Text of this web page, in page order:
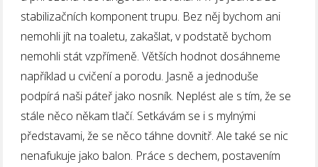
stabilizačních komponent trupu. Bez něj bychom ani
nemohli jít na toaletu, zakašlat, v podstatě bychom
nemohli stát vzpřímeně. Větších hodnot dosáhneme
například u cvičení a porodu. Jasně a jednoduše
podpírá naši páteř jako nosník. Neplést ale s tím, že se
stále něco někam tlačí. Setkávám se i s mylnými
představami, že se něco táhne dovnitř. Ale také se nic
nenafukuje jako balon. Práce s dechem, postavením